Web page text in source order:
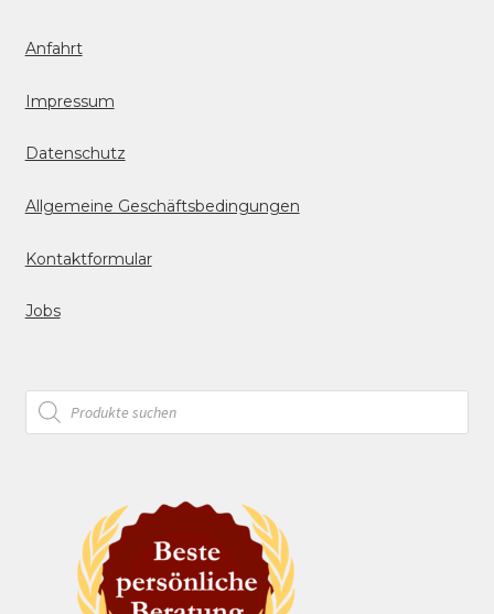
Anfahrt
Impressum
Datenschutz
Allgemeine Geschäftsbedingungen
Kontaktformular
Jobs
Products
search